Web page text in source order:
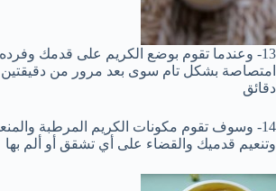
13- وعندما تقوم بوضع الكريم على قدمك وفرده
امتصاصة بشكل تام سوى بعد مرور من دقيقتين
دقائق
14- وسوف تقوم مكونات الكريم المرطبة
وتنعيم قدميك والقضاء على أي تشقق أو ألم بها